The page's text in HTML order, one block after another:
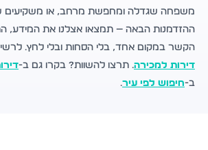
משפחה שגדלה ומחפשת מרחב, או
ההזדמנות הבאה — תמצאו אצלנו את המידע,
הקשר במקום אחד, בלי הסחות ובלי לחץ.
דירות למכירה. תרצו להשוות? בקרו גם ב-
ב-חיפוש לפי עיר.